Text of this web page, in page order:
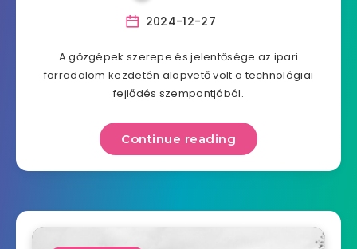
2024-12-27
A gőzgépek szerepe és jelentősége az ipari
forradalom kezdetén alapvető volt a technológiai
fejlődés szempontjából.
Continue reading